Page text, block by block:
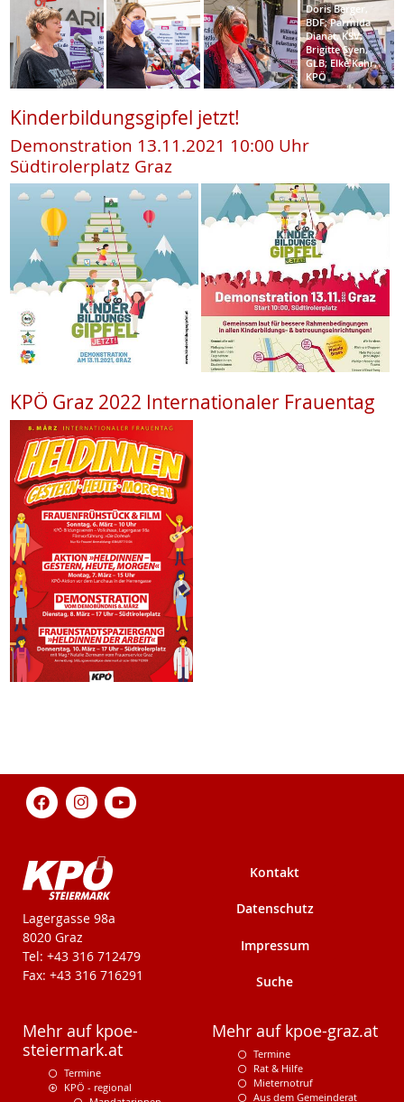
Doris Berger,
BDF; Parmida
Dianat, KSV;
Brigitte Syen,
GLB; Elke Kahr,
KPÖ
Kinderbildungsgipfel jetzt!
Demonstration 13.11.2021 10:00 Uhr
Südtirolerplatz Graz
KPÖ Graz 2022 Internationaler Frauentag
KPÖ-Steiermark
Lagergasse 98a
8020 Graz
Tel: +43 316 712479
Fax: +43 316 716291
Kontakt
Datenschutz
Impressum
Suche
Mehr auf kpoe-
steiermark.at
Termine
KPÖ - regional
Mehr auf kpoe-graz.at
Termine
Rat & Hilfe
Mieternotruf
Aus dem Gemeinderat